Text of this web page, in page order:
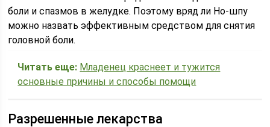
боли и спазмов в желудке. Поэтому вряд ли Но-шпу
можно назвать эффективным средством для снятия
головной боли.
Читать еще: Младенец краснеет и тужится
основные причины и способы помощи
Разрешенные лекарства